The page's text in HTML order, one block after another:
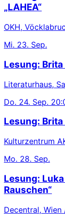
„LAHEA“
OKH,
Mi. 23. Sep.
Lesung:
Literaturhaus,
Do. 24. Sep.
Lesung:
Kulturzentrum
Mo. 28. Sep.
Lesung:
Rauschen“
Decentral,